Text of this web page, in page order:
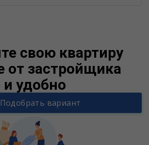
свою квартиру
от застройщика
удобно
Подобрать вариант